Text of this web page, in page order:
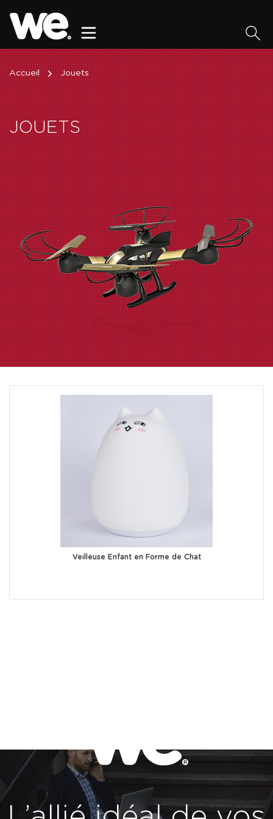
Accueil Jouets
JOUETS
Veilleuse Enfant en Forme de Chat